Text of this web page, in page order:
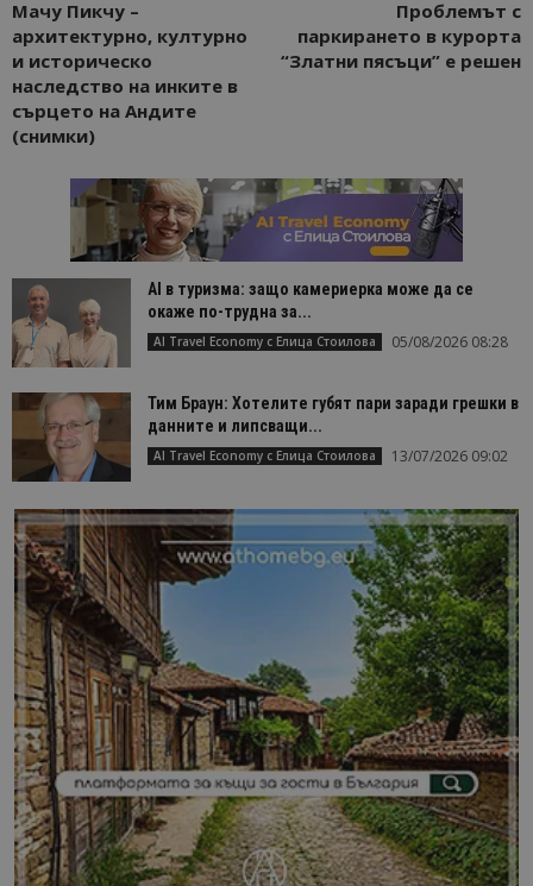
Мачу Пикчу –
архитектурно, културно
и историческо
наследство на инките в
сърцето на Андите
(снимки)
Проблемът с
паркирането в курорта
“Златни пясъци” е решен
AI в туризма: защо камериерка може да се
окаже по-трудна за...
AI Travel Economy с Елица Стоилова 05/08/2026 08:28
Тим Браун: Хотелите губят пари заради грешки в
данните и липсващи...
AI Travel Economy с Елица Стоилова 13/07/2026 09:02